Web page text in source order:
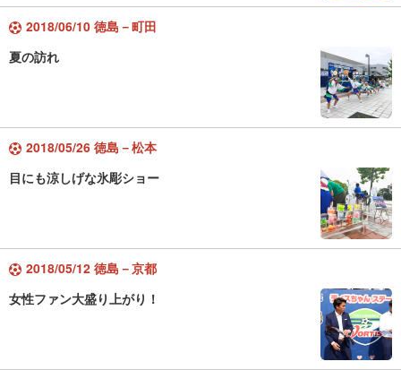
2018/06/10 徳島－町田
夏の訪れ
2018/05/26 徳島－松本
目にも涼しげな氷彫ショー
2018/05/12 徳島－京都
女性ファン大盛り上がり！